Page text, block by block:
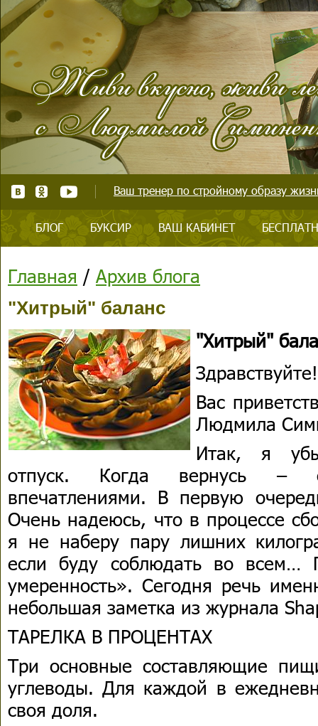
Ваш тренер по стройному образу
БЛОГ БУКСИР ВАШ КАБИНЕТ
Главная / Архив блога
"Хитрый" баланс
"Хитрый"
Здравствуйте!
Вас
Людмила
Итак, я
отпуск. Когда вернусь –
впечатлениями. В первую
Очень надеюсь, что в процессе
я не наберу пару лишних
если буду соблюдать во всем…
умеренность». Сегодня речь
небольшая заметка из журнала
ТАРЕЛКА В ПРОЦЕНТАХ
Три основные составляющие
углеводы. Для каждой в
своя доля.